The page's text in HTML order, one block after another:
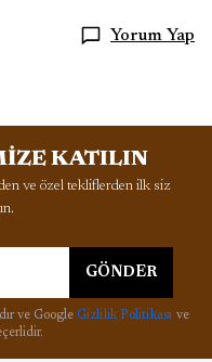
Yorum Yap
KATILIN
ve özel tekliflerden ilk siz
GÖNDER
ve Google Gizlilik Politikası ve